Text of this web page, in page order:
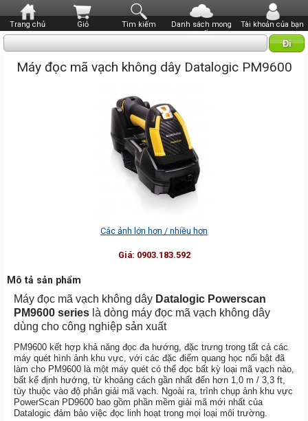
Trang chủ Giỏ Tìm kiếm
Danh sách mong
muốn
Tài khoản của bạn
Máy đọc mã vạch không dây Datalogic PM9600
Các ảnh lớn hơn / nhiều hơn
Giá: 0903.183.592
Mô tả sản phẩm
Máy đọc mã vạch không dây Datalogic Powerscan
PM9600 series là dòng máy đọc mã vạch không dây
dùng cho công nghiệp sản xuất
PM9600 kết hợp khả năng đọc đa hướng, đặc trưng trong tất cả các
máy quét hình ảnh khu vực, với các đặc điểm quang học nổi bật đã
làm cho PM9600 là một máy quét có thể đọc bất kỳ loại mã vạch nào,
bất kể định hướng, từ khoảng cách gần nhất đến hơn 1,0 m / 3,3 ft,
tùy thuộc vào độ phân giải mã vạch. Ngoài ra, trình chụp ảnh khu vực
PowerScan PD9600 bao gồm phần mềm giải mã mới nhất của
Datalogic đảm bảo việc đọc linh hoạt trong mọi loại môi trường.